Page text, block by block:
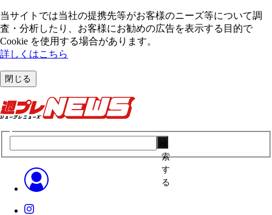
当サイトでは当社の提携先等がお客様のニーズ等について調
査・分析したり、お客様にお勧めの広告を表⽰する⽬的で
Cookie を使⽤する場合があります。
詳しくはこちら
閉じる
索
す
る